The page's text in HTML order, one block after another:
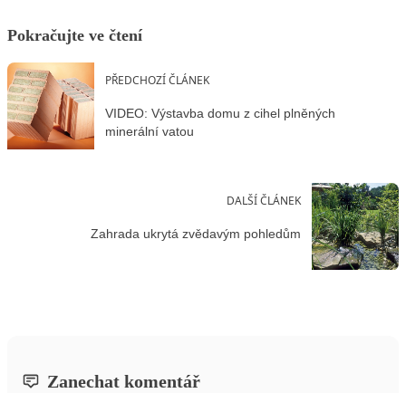
Pokračujte ve čtení
PŘEDCHOZÍ ČLÁNEK
VIDEO: Výstavba domu z cihel plněných
minerální vatou
DALŠÍ ČLÁNEK
Zahrada ukrytá zvědavým pohledům
Zanechat komentář